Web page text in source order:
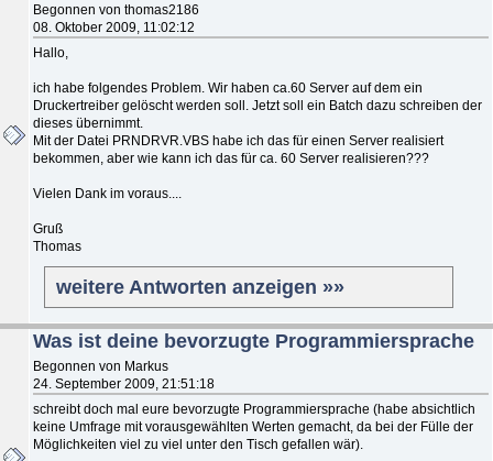
Begonnen von thomas2186
08. Oktober 2009, 11:02:12
Hallo,
ich habe folgendes Problem. Wir haben ca.60 Server auf dem ein
Druckertreiber gelöscht werden soll. Jetzt soll ein Batch dazu schreiben der
dieses übernimmt.
Mit der Datei PRNDRVR.VBS habe ich das für einen Server realisiert
bekommen, aber wie kann ich das für ca. 60 Server realisieren???
Vielen Dank im voraus....
Gruß
Thomas
weitere Antworten anzeigen »»
Was ist deine bevorzugte Programmiersprache
Begonnen von Markus
24. September 2009, 21:51:18
schreibt doch mal eure bevorzugte Programmiersprache (habe absichtlich
keine Umfrage mit vorausgewählten Werten gemacht, da bei der Fülle der
Möglichkeiten viel zu viel unter den Tisch gefallen wär).